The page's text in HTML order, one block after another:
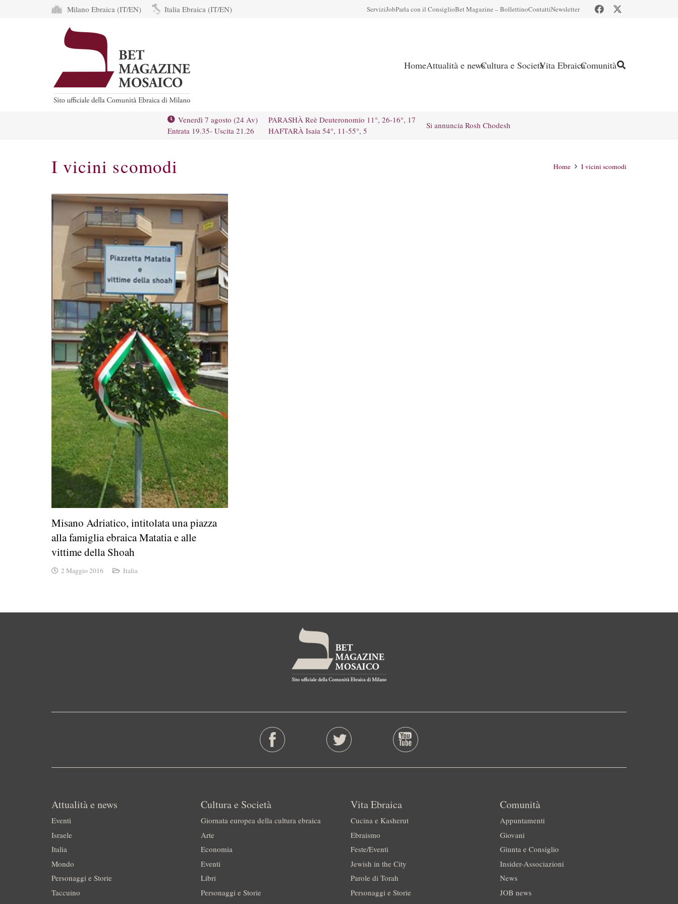
Milano Ebraica (IT/EN) Italia Ebraica (IT/EN) ServiziJobParla con il ConsiglioBet Magazine – BollettinoContattiNewsletter
HomeAttualità e newsCultura e SocietàVita EbraicaComunità
Venerdì 7 agosto (24 Av)
Entrata 19.35- Uscita 21.26
PARASHÀ Reè Deuteronomio 11°, 26-16°, 17
HAFTARÀ Isaia 54°, 11-55°, 5
Si annuncia Rosh Chodesh
I vicini scomodi Home I vicini scomodi
Misano Adriatico, intitolata una piazza
alla famiglia ebraica Matatia e alle
vittime della Shoah
2 Maggio 2016 Italia
Attualità e news
Eventi
Israele
Italia
Mondo
Personaggi e Storie
Taccuino
Cultura e Società
Giornata europea della cultura ebraica
Arte
Economia
Eventi
Libri
Personaggi e Storie
Vita Ebraica
Cucina e Kasherut
Ebraismo
Feste/Eventi
Jewish in the City
Parole di Torah
Personaggi e Storie
Comunità
Appuntamenti
Giovani
Giunta e Consiglio
Insider-Associazioni
News
JOB news